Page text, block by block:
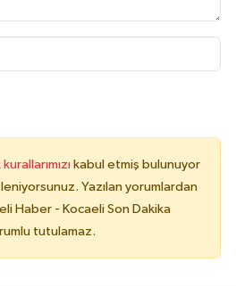
kabul etmiş bulunuyor
Yazılan yorumlardan
Haber - Kocaeli Son Dakika
tutulamaz.